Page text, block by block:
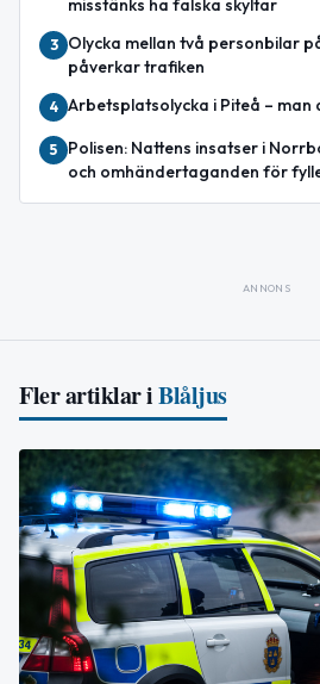
misstänks ha falska skyltar
3
Olycka mellan två personbilar
påverkar trafiken
4 Arbetsplatsolycka i Piteå – man
5
Polisen: Nattens insatser i
och omhändertaganden för
ANNONS
Fler artiklar iBlåljus